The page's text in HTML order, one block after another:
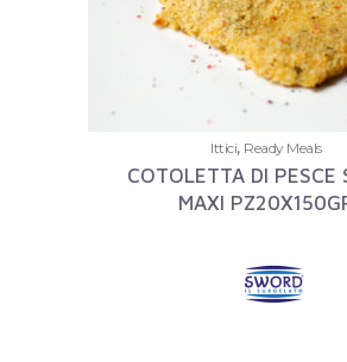
Ittici, Ready Meals
COTOLETTA DI PESCE
MAXI